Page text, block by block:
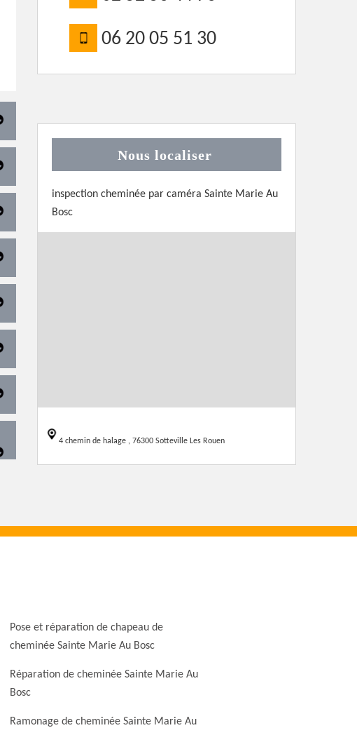
06 20 05 51 30
Nous localiser
inspection cheminée par caméra Sainte Marie Au
Bosc
4 chemin de halage , 76300 Sotteville Les Rouen
Pose et réparation de chapeau de
cheminée Sainte Marie Au Bosc
Réparation de cheminée Sainte Marie Au
Bosc
Ramonage de cheminée Sainte Marie Au